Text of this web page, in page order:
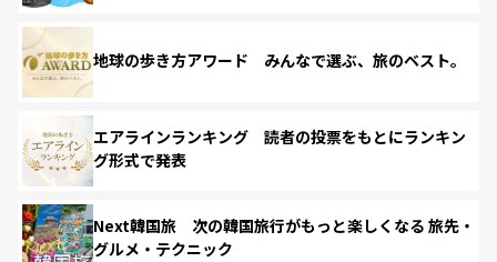
地球の歩き方アワード みんなで選ぶ、旅のベスト。
エアラインランキング 読者の投票をもとにランキン
グ形式で発表
Next韓国旅 次の韓国旅行がもっと楽しくなる 旅先・
グルメ・テクニック